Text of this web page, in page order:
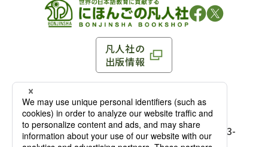
凡人社の
出版情報
〒102-0093 東京都千代田区平河町 1-3-13 8F
TEL：03-3263-3959／FAX：03-3263-3116
〒102-0093 東京都千代田区平河町1-3-